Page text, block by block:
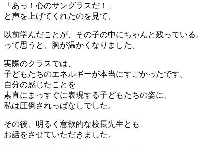
「あっ！心のサングラスだ！」
と声を上げてくれたのを見て、
以前学んだことが、その子の中にちゃんと残っている。
って思うと、胸が温かくなりました。
実際のクラスでは、
子どもたちのエネルギーが本当にすごかったです。
自分の感じたことを
素直にまっすぐに表現する子どもたちの姿に、
私は圧倒されっぱなしでした。
その後、明るく意欲的な校長先生とも
お話をさせていただきました。